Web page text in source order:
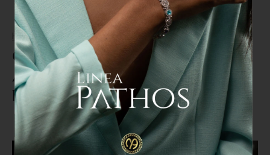
Home > ATTUALITA
Casa della Salute di San Marco
Argentano, Terranova: "Adesso
basta, è il momento dell'unità"